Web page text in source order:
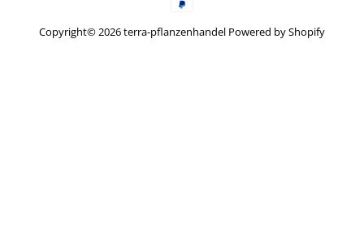
Copyright© 2026terra-pflanzenhandel Powered by Shopify